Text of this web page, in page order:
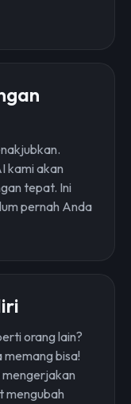
kami akan
tepat. Ini
pernah Anda
orang lain?
memang bisa!
mengerjakan
mengubah